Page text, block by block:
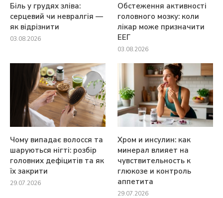
Біль у грудях зліва:
серцевий чи невралгія —
як відрізнити
03.08.2026
Обстеження активності
головного мозку: коли
лікар може призначити
ЕЕГ
03.08.2026
Чому випадає волосся та
шаруються нігті: розбір
головних дефіцитів та як
їх закрити
29.07.2026
Хром и инсулин: как
минерал влияет на
чувствительность к
глюкозе и контроль
аппетита
29.07.2026